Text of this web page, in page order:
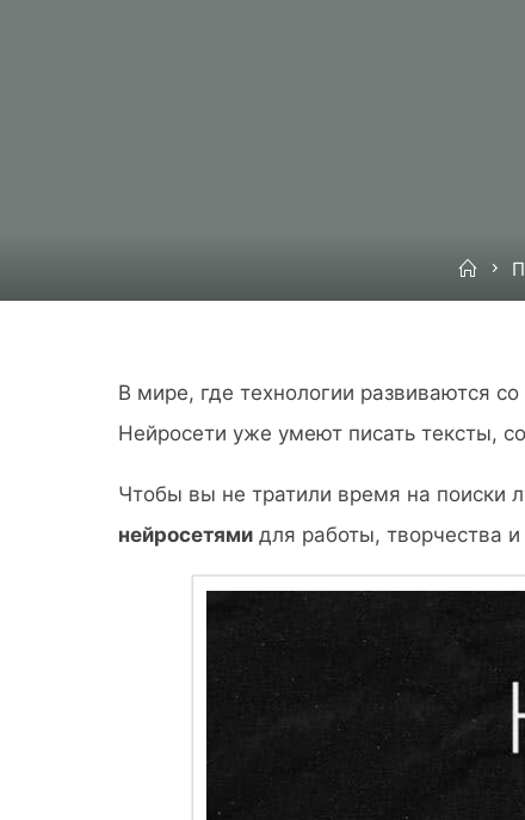
В мире, где технологии развиваются
Нейросети уже умеют писать тексты,
Чтобы вы не тратили время на поиски
нейросетямидля работы, творчества